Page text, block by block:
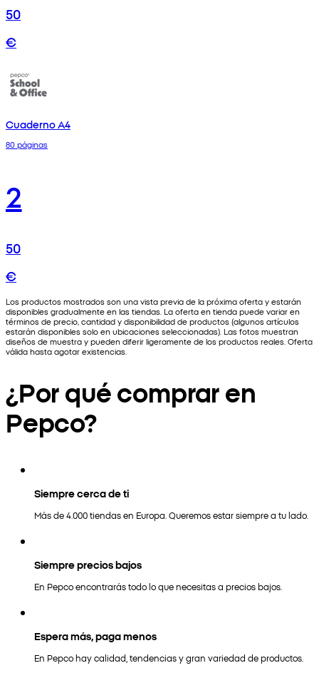
50
€
Cuaderno A4
80 páginas
2
50
€
Los productos mostrados son una vista previa de la próxima oferta y estarán
disponibles gradualmente en las tiendas. La oferta en tienda puede variar en
términos de precio, cantidad y disponibilidad de productos (algunos artículos
estarán disponibles solo en ubicaciones seleccionadas). Las fotos muestran
diseños de muestra y pueden diferir ligeramente de los productos reales. Oferta
válida hasta agotar existencias.
¿Por qué comprar en
Pepco?
Siempre cerca de ti
Más de 4.000 tiendas en Europa. Queremos estar siempre a tu lado.
Siempre precios bajos
En Pepco encontrarás todo lo que necesitas a precios bajos.
Espera más, paga menos
En Pepco hay calidad, tendencias y gran variedad de productos.